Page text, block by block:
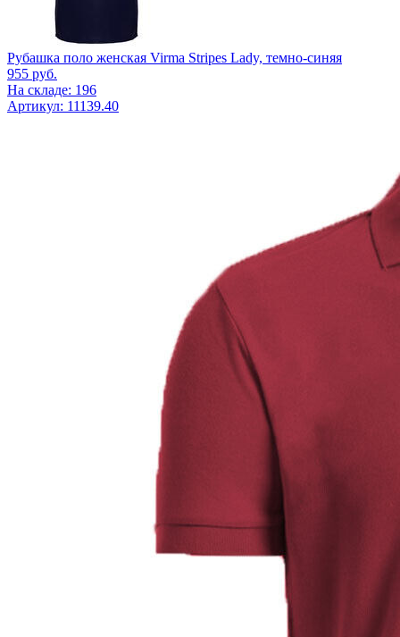
Рубашка поло женская Virma Stripes Lady, темно-синяя
955 руб.
На складе: 196
Артикул: 11139.40